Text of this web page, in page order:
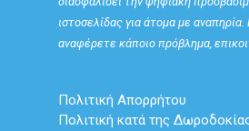
ιστοσελίδας για άτομα με
αναφέρετε κάποιο πρόβλημα,
Πολιτική Απορρήτου
Πολιτική κατά της